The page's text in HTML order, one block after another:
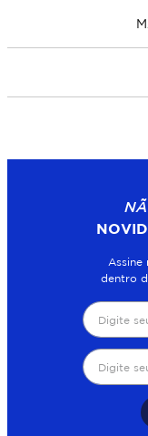
Assine
dentro